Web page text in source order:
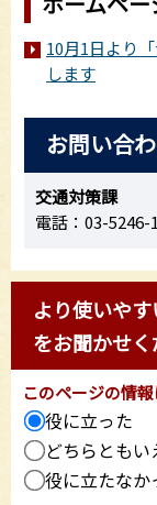
10月1日より
します
お問い合
交通対策課
電話：03-5246-
より使いや
をお聞かせく
このページの情
役に立った
どちらともい
役に立たなか